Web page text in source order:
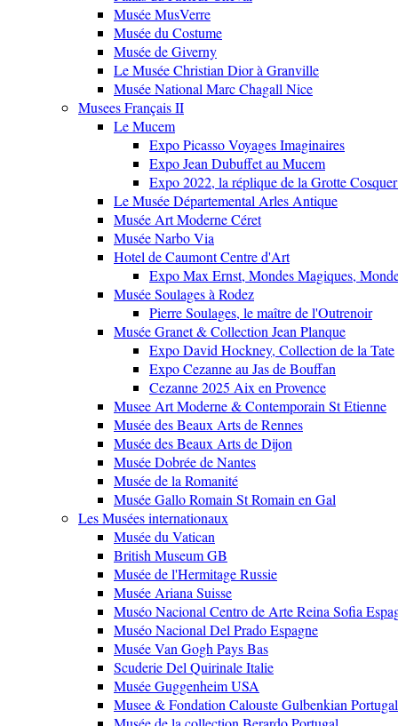
Musée MusVerre
Musée du Costume
Musée de Giverny
Le Musée Christian Dior à Granville
Musée National Marc Chagall Nice
Musees Français II
Le Mucem
Expo Picasso Voyages Imaginaires
Expo Jean Dubuffet au Mucem
Expo 2022, la réplique de la Grotte
Le Musée Départemental Arles Antique
Musée Art Moderne Céret
Musée Narbo Via
Hotel de Caumont Centre d'Art
Expo Max Ernst, Mondes Magiques,
Musée Soulages à Rodez
Pierre Soulages, le maître de l'Outrenoir
Musée Granet & Collection Jean Planque
Expo David Hockney, Collection de la Tate
Expo Cezanne au Jas de Bouffan
Cezanne 2025 Aix en Provence
Musee Art Moderne & Contemporain St Etienne
Musée des Beaux Arts de Rennes
Musée des Beaux Arts de Dijon
Musée Dobrée de Nantes
Musée de la Romanité
Musée Gallo Romain St Romain en Gal
Les Musées internationaux
Musée du Vatican
British Museum GB
Musée de l'Hermitage Russie
Musée Ariana Suisse
Muséo Nacional Centro de Arte Reina Sofia
Muséo Nacional Del Prado Espagne
Musée Van Gogh Pays Bas
Scuderie Del Quirinale Italie
Musée Guggenheim USA
Musee & Fondation Calouste Gulbenkian Portugal